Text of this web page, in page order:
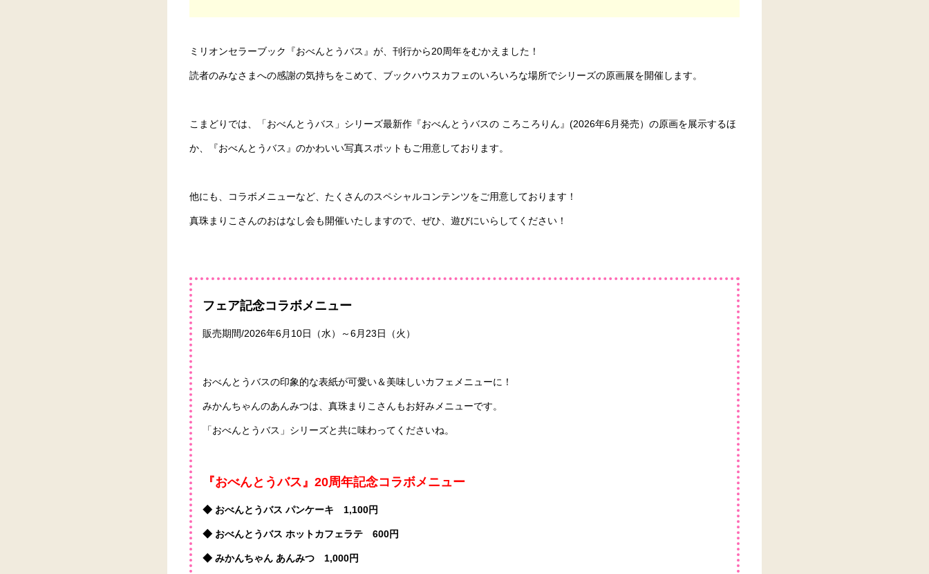
ミリオンセラーブック『おべんとうバス』が、刊行から20周年をむかえました！
読者のみなさまへの感謝の気持ちをこめて、ブックハウスカフェのいろいろな場所でシリーズの原画展を開催します。
こまどりでは、「おべんとうバス」シリーズ最新作『おべんとうバスの ころころりん』(2026年6月発売）の原画を展示するほ
か、『おべんとうバス』のかわいい写真スポットもご用意しております。
他にも、コラボメニューなど、たくさんのスペシャルコンテンツをご用意しております！
真珠まりこさんのおはなし会も開催いたしますので、ぜひ、遊びにいらしてください！
フェア記念コラボメニュー
販売期間/2026年6月10日（水）～6月23日（火）
おべんとうバスの印象的な表紙が可愛い＆美味しいカフェメニューに！
みかんちゃんのあんみつは、真珠まりこさんもお好みメニューです。
「おべんとうバス」シリーズと共に味わってくださいね。
『おべんとうバス』20周年記念コラボメニュー
◆ おべんとうバス パンケーキ 1,100円
◆ おべんとうバス ホットカフェラテ 600円
◆ みかんちゃん あんみつ 1,000円